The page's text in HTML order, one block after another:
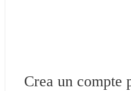
Crea un compte